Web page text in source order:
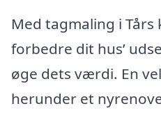
Med tagmaling i Tårs
forbedre dit hus’
øge dets værdi. En
herunder et